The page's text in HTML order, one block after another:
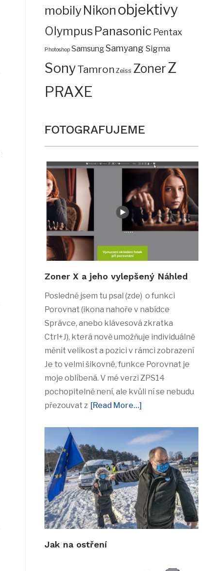
mobilyNikon objektivy
Olympus Panasonic Pentax
Photoshop SamsungSamyang Sigma
SonyTamron Zeiss ZonerZ
PRAXE
FOTOGRAFUJEME
Zoner X a jeho vylepšený Náhled
Posledně jsem tu psal (zde) o funkci
Porovnat (ikona nahoře v nabídce
Správce, anebo klávesová zkratka
Ctrl+J), která nově umožňuje individuálně
měnit velikost a pozici v rámci zobrazení
Je to velmi šikovné, funkce Porovnat je
moje oblíbená. V mé verzi ZPS14
pochopitelně není, ale kvůli ní se nebudu
přezouvat z [Read More…]
Jak na ostření